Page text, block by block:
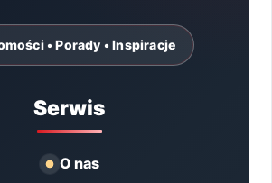
• Porady • Inspiracje
Serwis
O nas